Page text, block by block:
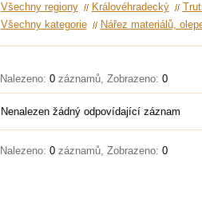
Všechny regiony Královéhradecký
Všechny kategorie
Nářez materiálů,
Nalezeno: 0 záznamů, Zobrazeno: 0
Nenalezen žádný odpovídající záznam
Nalezeno: 0 záznamů, Zobrazeno: 0